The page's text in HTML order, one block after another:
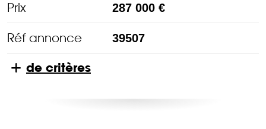
Prix 287 000 €
Réf annonce 39507
de critères